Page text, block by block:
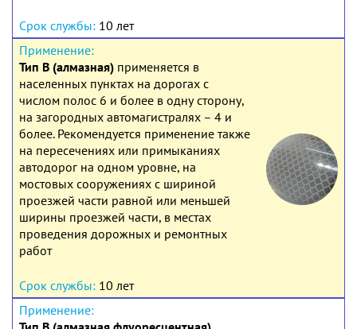
10 лет
Тип В (алмазная) применяется в
населенных пунктах на дорогах с
числом полос 6 и более в одну сторону,
на загородных автомагистралях – 4 и
более. Рекомендуется применение также
на пересечениях или примыканиях
автодорог на одном уровне, на
мостовых сооружениях с шириной
проезжей части равной или меньшей
ширины проезжей части, в местах
проведения дорожных и ремонтных
работ
10 лет